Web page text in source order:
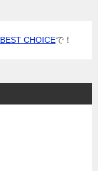
BEST CHOICEで！